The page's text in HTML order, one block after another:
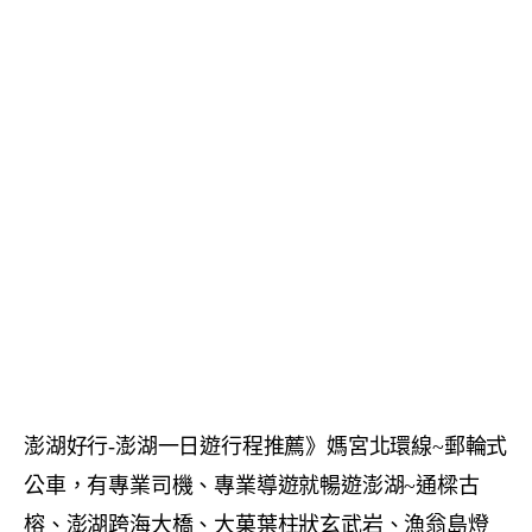
澎湖好行-澎湖一日遊行程推薦》媽宮北環線~郵輪式
公車，有專業司機、專業導遊就暢遊澎湖~通樑古
榕、澎湖跨海大橋、大菓葉柱狀玄武岩、漁翁島燈